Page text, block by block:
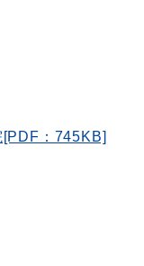
[PDF：745KB]